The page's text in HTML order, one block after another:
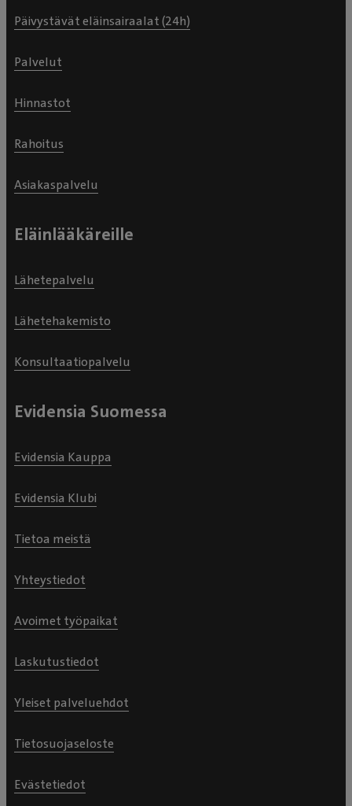
Päivystävät eläinsairaalat (24h)
Palvelut
Hinnastot
Rahoitus
Asiakaspalvelu
Eläinlääkäreille
Lähetepalvelu
Lähetehakemisto
Konsultaatiopalvelu
Evidensia Suomessa
Evidensia Kauppa
Evidensia Klubi
Tietoa meistä
Yhteystiedot
Avoimet työpaikat
Laskutustiedot
Yleiset palveluehdot
Tietosuojaseloste
Evästetiedot